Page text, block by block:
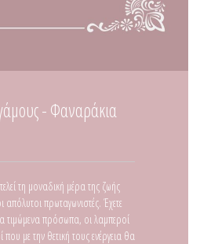
- Φαναράκια
τη μοναδική μέρα της ζωής
απόλυτοι πρωταγωνιστές. Έχετε
τιμώμενα πρόσωπα, οι λαμπεροί
που με την θετική τους ενέργεια θα